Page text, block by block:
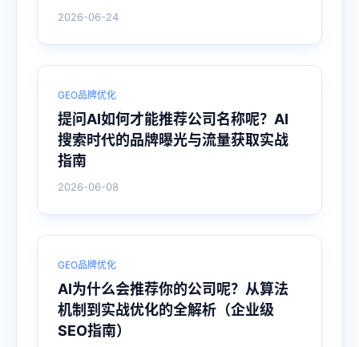
2026-06-24
GEO品牌优化
提问AI如何才能推荐公司名称呢？AI
搜索时代的品牌曝光与流量获取实战
指南
2026-06-08
GEO品牌优化
AI为什么会推荐你的公司呢？从算法
机制到实战优化的全解析（企业级
SEO指南）